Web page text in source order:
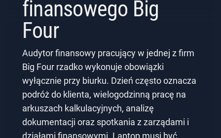
finansowego Big
Four
Audytor finansowy pracujący w jednej z firm
Big Four rzadko wykonuje obowiązki
wyłącznie przy biurku. Dzień często oznacza
podróż do klienta, wielogodzinną pracę na
arkuszach kalkulacyjnych, analizę
dokumentacji oraz spotkania z zarządami i
działami finansowymi. Laptop musi być